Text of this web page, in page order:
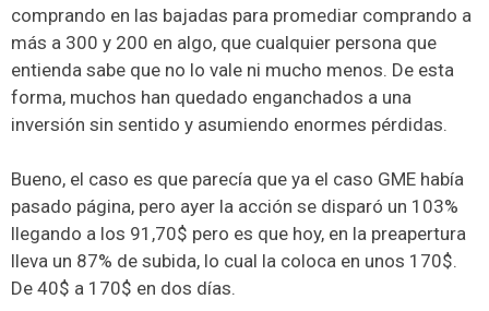
comprando en las bajadas para promediar comprando a
más a 300 y 200 en algo, que cualquier persona que
entienda sabe que no lo vale ni mucho menos. De esta
forma, muchos han quedado enganchados a una
inversión sin sentido y asumiendo enormes pérdidas.
Bueno, el caso es que parecía que ya el caso GME había
pasado página, pero ayer la acción se disparó un 103%
llegando a los 91,70$ pero es que hoy, en la preapertura
lleva un 87% de subida, lo cual la coloca en unos 170$.
De 40$ a 170$ en dos días.